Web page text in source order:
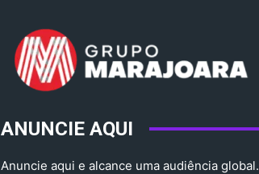
ANUNCIE AQUI
Anuncie aqui e alcance uma audiência global.